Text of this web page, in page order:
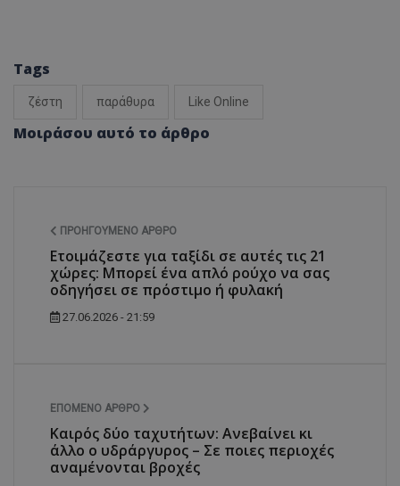
Tags
ζέστη παράθυρα Like Online
Μοιράσου αυτό το άρθρο
ΠΡΟΗΓΟΎΜΕΝΟ ΆΡΘΡΟ
Ετοιμάζεστε για ταξίδι σε αυτές τις 21
χώρες: Μπορεί ένα απλό ρούχο να σας
οδηγήσει σε πρόστιμο ή φυλακή
27.06.2026 - 21:59
ΕΠΌΜΕΝΟ ΆΡΘΡΟ
Καιρός δύο ταχυτήτων: Ανεβαίνει κι
άλλο ο υδράργυρος – Σε ποιες περιοχές
αναμένονται βροχές